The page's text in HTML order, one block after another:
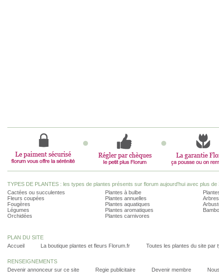
TYPES DE PLANTES : les types de plantes présents sur florum aujourd'hui avec plus de
Cactées ou succulentes
Fleurs coupées
Fougères
Légumes
Orchidées
Plantes à bulbe
Plantes annuelles
Plantes aquatiques
Plantes aromatiques
Plantes carnivores
PLAN DU SITE
Accueil
La boutique plantes et fleurs Florum.fr Toutes les plantes du site par
RENSEIGNEMENTS
Devenir annonceur sur ce site
Regie publicitaire Devenir membre